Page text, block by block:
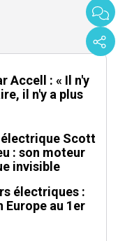
Accell : « Il n'y
il n'y a plus
électrique Scott
: son moteur
invisible
électriques :
Europe au 1er